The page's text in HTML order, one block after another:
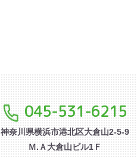
045-531-6215
神奈川県横浜市港北区大倉山2-5-9
Ｍ.Ａ大倉山ビル1Ｆ